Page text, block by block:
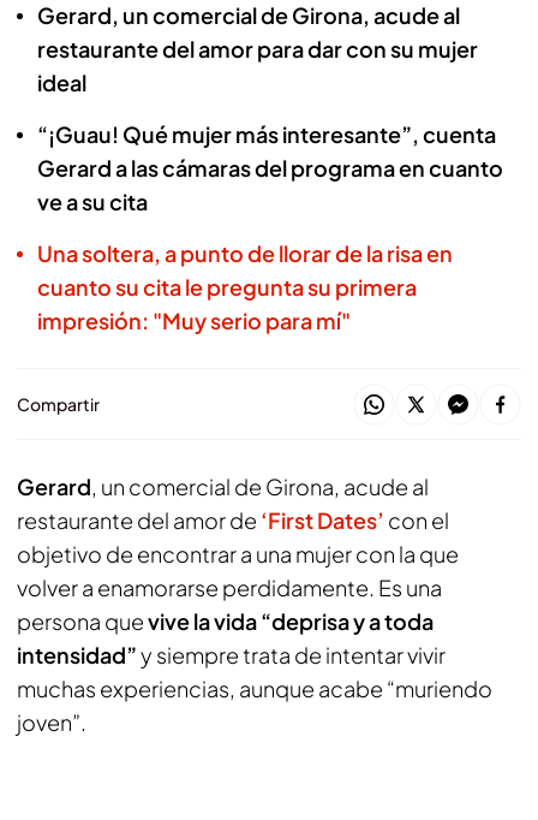
Gerard, un comercial de Girona, acude al
restaurante del amor para dar con su mujer
ideal
“¡Guau! Qué mujer más interesante”, cuenta
Gerard a las cámaras del programa en cuanto
ve a su cita
Una soltera, a punto de llorar de la risa en
cuanto su cita le pregunta su primera
impresión: "Muy serio para mí"
Compartir
Gerard, un comercial de Girona, acude al
restaurante del amor de ‘First Dates’ con el
objetivo de encontrar a una mujer con la que
volver a enamorarse perdidamente. Es una
persona quevive la vida “deprisa y a toda
intensidad”y siempre trata de intentar vivir
muchas experiencias, aunque acabe “muriendo
joven”.